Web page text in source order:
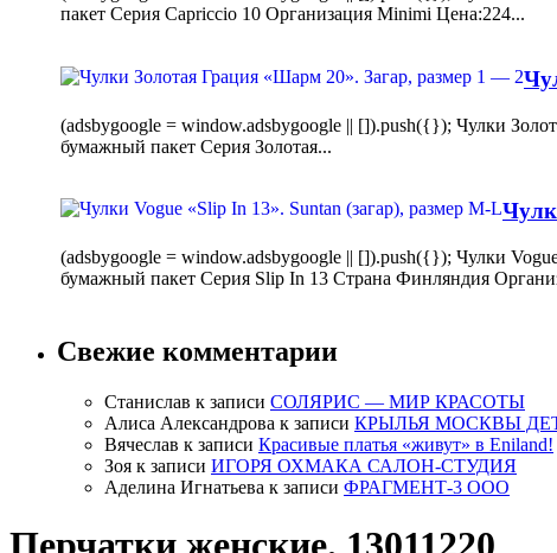
пакет Серия Capriccio 10 Организация Minimi Цена:224...
(adsbygoogle = window.adsbygoogle || []).push({}); Чулки
бумажный пакет Серия Золотая...
(adsbygoogle = window.adsbygoogle || []).push({}); Чулки
бумажный пакет Серия Slip In 13 Страна Финляндия
Свежие комментарии
Станислав к записи СОЛЯРИС — МИР КРАСОТЫ
Алиса Александрова к записи КРЫЛЬЯ МОСКВЫ
Вячеслав к записи Красивые платья «живут» в Eniland!
Зоя к записи ИГОРЯ ОХМАКА САЛОН-СТУДИЯ
Аделина Игнатьева к записи ФРАГМЕНТ-3 ООО